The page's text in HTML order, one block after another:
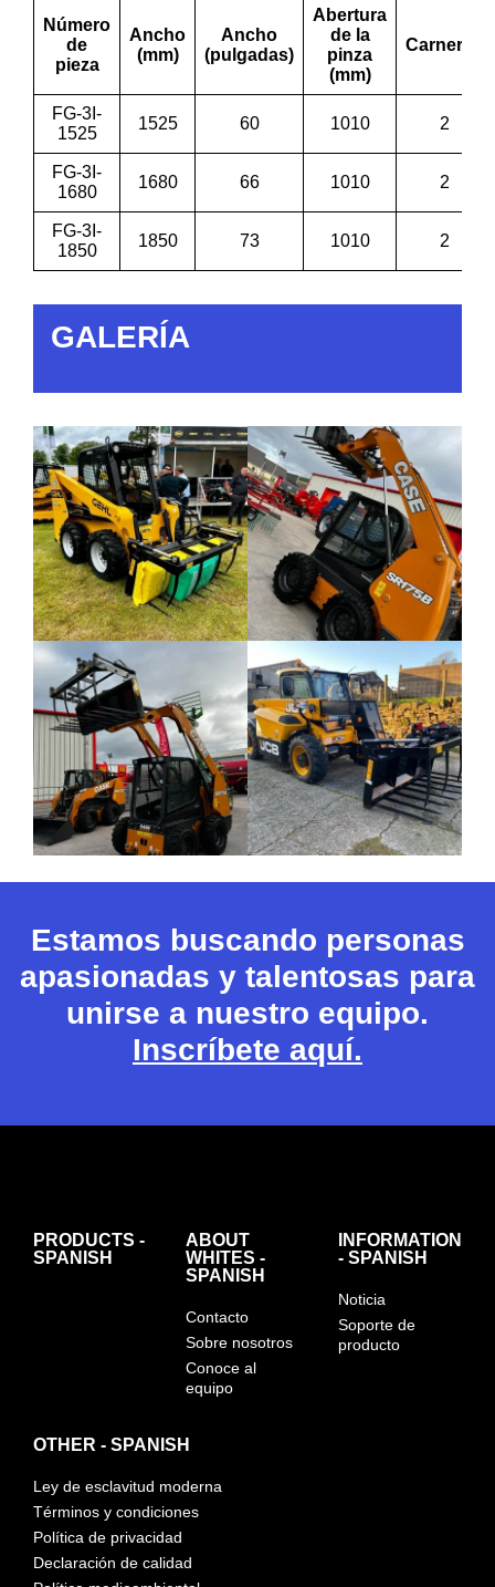
Número
de
pieza
Ancho
(mm)
Ancho
(pulgadas)
Abertura
de la
pinza
(mm)
Carneros
FG-3I-
1525
1525 60 1010 2
FG-3I-
1680
1680 66 1010 2
FG-3I-
1850
1850 73 1010 2
GALERÍA
Estamos buscando personas
apasionadas y talentosas para
unirse a nuestro equipo.
Inscríbete aquí.
PRODUCTS -
SPANISH
ABOUT
WHITES -
SPANISH
Contacto
Sobre nosotros
Conoce al
equipo
INFORMATION
- SPANISH
Noticia
Soporte de
producto
OTHER - SPANISH
Ley de esclavitud moderna
Términos y condiciones
Política de privacidad
Declaración de calidad